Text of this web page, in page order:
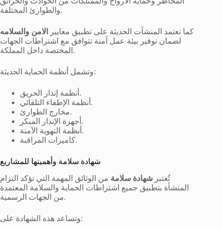
والطوارئ المختلفة.
كما تعتمد المنشآت الحديثة على تطبيق معايير
الامن والسلامه
لضمان توفير بيئة عمل آمنة تتوافق مع اشتراطات الجهات
المختصة داخل المملكة.
وتشمل أنظمة الحماية الحديثة:
أنظمة إنذار الحريق.
أنظمة الإطفاء التلقائي.
مخارج الطوارئ.
أجهزة الإنذار المبكر.
أنظمة التهوية الآمنة.
كاميرات المراقبة.
شهادة سلامة وأهميتها للمشاريع
تُعتبر شهادة سلامة من الوثائق المهمة التي تؤكد التزام
المنشأة بتطبيق جميع اشتراطات الحماية والسلامة المعتمدة
من الجهات الرسمية.
وتساعد هذه الشهادة على: